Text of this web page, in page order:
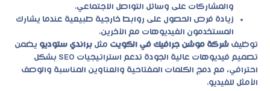
والمشاركات على وسائل التواصل الاجتماعي.
زيادة فرص الحصول على روابط خارجية طبيعية عندما يشارك
المستخدمون الفيديوهات مع الآخرين.
توظيف شركة موشن جرافيك في الكويت مثل براندي ستوديو يضمن
تصميم فيديوهات عالية الجودة تدعم استراتيجيات SEO بشكل
احترافي، مع دمج الكلمات المفتاحية والعناوين المناسبة والوصف
الأمثل للفيديو.